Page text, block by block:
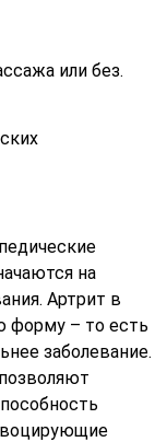
или без.
на
Артрит в
форму – то есть
заболевание.